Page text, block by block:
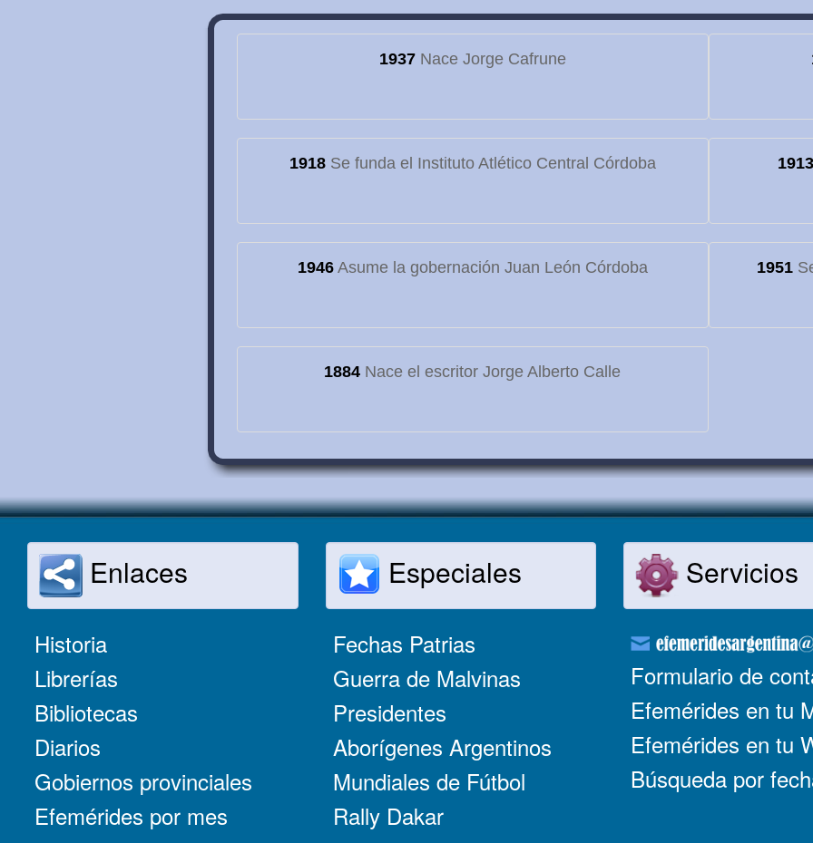
1937Nace Jorge Cafrune
1918Se funda el Instituto Atlético Central Córdoba 1913
1946Asume la gobernación Juan León Córdoba 1951
1884 Nace el escritor Jorge Alberto Calle
Enlaces
Historia
Librerías
Bibliotecas
Diarios
Gobiernos provinciales
Efemérides por mes
Especiales
Fechas Patrias
Guerra de Malvinas
Presidentes
Aborígenes Argentinos
Mundiales de Fútbol
Rally Dakar
Servicios
Formulario de
Efemérides en tu
Efemérides en tu
Búsqueda por